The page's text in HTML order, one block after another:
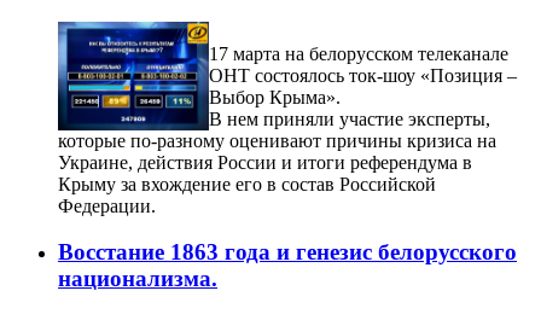
17 марта на белорусском телеканале
ОНТ состоялось ток-шоу «Позиция –
Выбор Крыма».
В нем приняли участие эксперты,
которые по-разному оценивают причины кризиса на
Украине, действия России и итоги референдума в
Крыму за вхождение его в состав Российской
Федерации.
Восстание 1863 года и генезис белорусского
национализма.